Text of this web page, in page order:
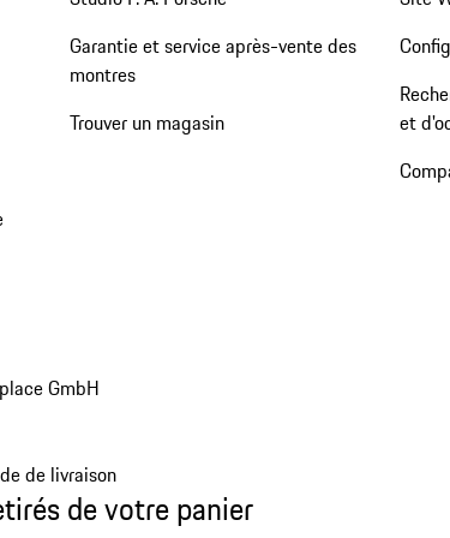
Garantie et service après-vente des
montres
Trouver un magasin
et
GmbH
de livraison
de votre panier